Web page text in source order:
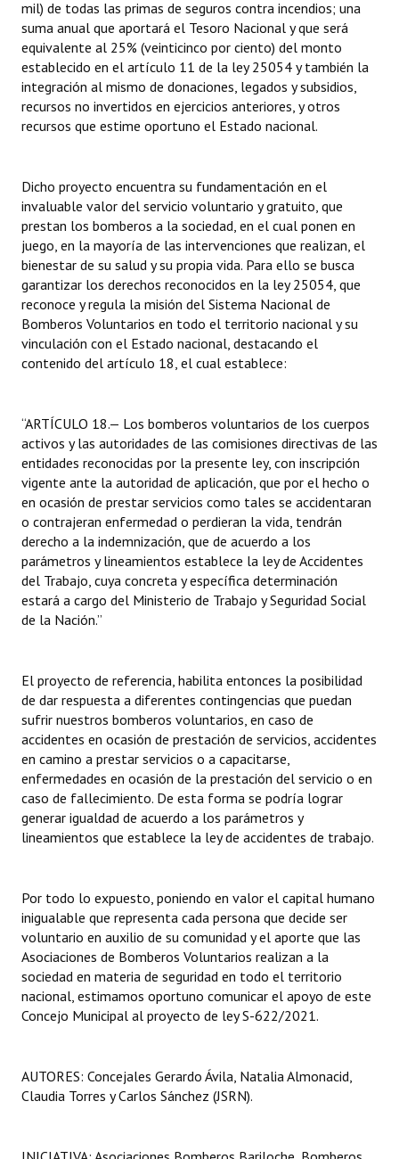
mil) de todas las primas de seguros contra incendios; una
suma anual que aportará el Tesoro Nacional y que será
equivalente al 25% (veinticinco por ciento) del monto
establecido en el artículo 11 de la ley 25054 y también la
integración al mismo de donaciones, legados y subsidios,
recursos no invertidos en ejercicios anteriores, y otros
recursos que estime oportuno el Estado nacional.
Dicho proyecto encuentra su fundamentación en el
invaluable valor del servicio voluntario y gratuito, que
prestan los bomberos a la sociedad, en el cual ponen en
juego, en la mayoría de las intervenciones que realizan, el
bienestar de su salud y su propia vida. Para ello se busca
garantizar los derechos reconocidos en la ley 25054, que
reconoce y regula la misión del Sistema Nacional de
Bomberos Voluntarios en todo el territorio nacional y su
vinculación con el Estado nacional, destacando el
contenido del artículo 18, el cual establece:
“ARTÍCULO 18.— Los bomberos voluntarios de los cuerpos
activos y las autoridades de las comisiones directivas de las
entidades reconocidas por la presente ley, con inscripción
vigente ante la autoridad de aplicación, que por el hecho o
en ocasión de prestar servicios como tales se accidentaran
o contrajeran enfermedad o perdieran la vida, tendrán
derecho a la indemnización, que de acuerdo a los
parámetros y lineamientos establece la ley de Accidentes
del Trabajo, cuya concreta y específica determinación
estará a cargo del Ministerio de Trabajo y Seguridad Social
de la Nación.”
El proyecto de referencia, habilita entonces la posibilidad
de dar respuesta a diferentes contingencias que puedan
sufrir nuestros bomberos voluntarios, en caso de
accidentes en ocasión de prestación de servicios, accidentes
en camino a prestar servicios o a capacitarse,
enfermedades en ocasión de la prestación del servicio o en
caso de fallecimiento. De esta forma se podría lograr
generar igualdad de acuerdo a los parámetros y
lineamientos que establece la ley de accidentes de trabajo.
Por todo lo expuesto, poniendo en valor el capital humano
inigualable que representa cada persona que decide ser
voluntario en auxilio de su comunidad y el aporte que las
Asociaciones de Bomberos Voluntarios realizan a la
sociedad en materia de seguridad en todo el territorio
nacional, estimamos oportuno comunicar el apoyo de este
Concejo Municipal al proyecto de ley S-622/2021.
AUTORES: Concejales Gerardo Ávila, Natalia Almonacid,
Claudia Torres y Carlos Sánchez (JSRN).